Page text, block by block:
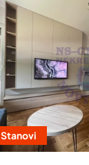
Stanovi